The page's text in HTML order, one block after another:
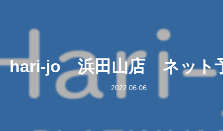
hari-jo 浜田山店 ネット
2022.06.06